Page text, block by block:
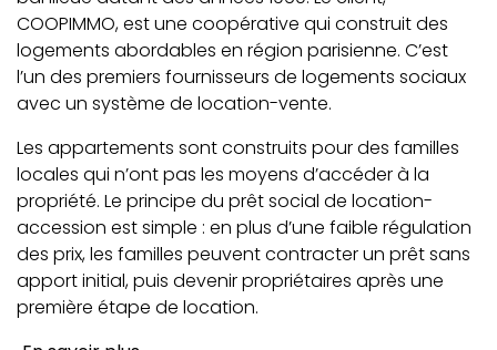
COOPIMMO, est une coopérative qui construit des
logements abordables en région parisienne. C’est
l’un des premiers fournisseurs de logements sociaux
avec un système de location-vente.
Les appartements sont construits pour des familles
locales qui n’ont pas les moyens d’accéder à la
propriété. Le principe du prêt social de location-
accession est simple : en plus d’une faible régulation
des prix, les familles peuvent contracter un prêt sans
apport initial, puis devenir propriétaires après une
première étape de location.